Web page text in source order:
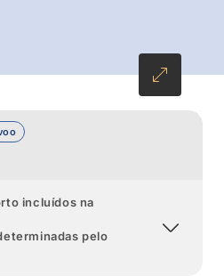
incluídos na
pelo